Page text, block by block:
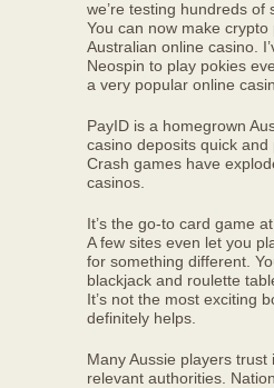
we’re testing hundreds of
You can now make
Australian online casino.
Neospin to play pokies
a very popular online
PayID is a homegrown
casino deposits quick and
Crash games have
casinos.
It’s the go-to card game
A few sites even let you
for something different.
blackjack and roulette
It’s not the most exciting
definitely helps.
Many Aussie players
relevant authorities.